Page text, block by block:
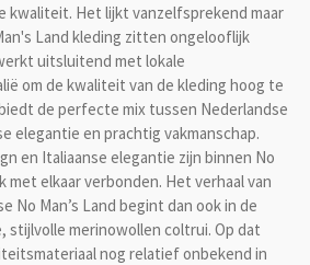
kwaliteit. Het lijkt vanzelfsprekend maar
Land kleding zitten ongelooflijk
uitsluitend met lokale
om de kwaliteit van de kleding hoog te
de perfecte mix tussen Nederlandse
elegantie en prachtig vakmanschap.
en Italiaanse elegantie zijn binnen No
met elkaar verbonden. Het verhaal van
No Man’s Land begint dan ook in de
stijlvolle merinowollen coltrui. Op dat
nog relatief onbekend in